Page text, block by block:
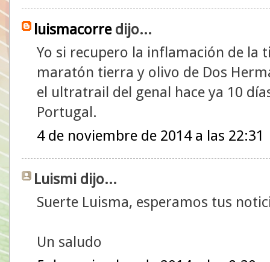
luismacorredijo...
Yo si recupero la inflamación de la
maratón tierra y olivo de Dos
el ultratrail del genal hace ya 10
Portugal.
4 de noviembre de 2014 a las 22:31
Luismi dijo...
Suerte Luisma, esperamos tus
Un saludo